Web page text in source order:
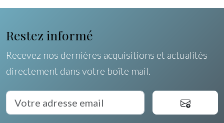
Restez informé
Recevez nos dernières acquisitions et actualités
directement dans votre boîte mail.